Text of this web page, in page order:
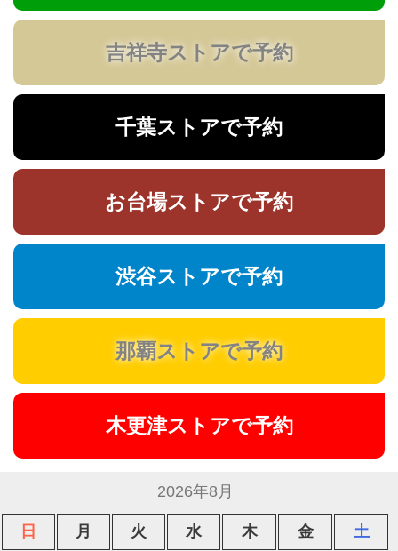
吉祥寺ストアで予約
千葉ストアで予約
お台場ストアで予約
渋谷ストアで予約
那覇ストアで予約
木更津ストアで予約
2026年8月
日 月 火 水 木 金 土